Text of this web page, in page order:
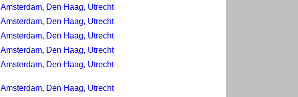
Amsterdam, Den Haag, Utrecht
Amsterdam, Den Haag, Utrecht
Amsterdam, Den Haag, Utrecht
Amsterdam, Den Haag, Utrecht
Amsterdam, Den Haag, Utrecht
Amsterdam, Den Haag, Utrecht